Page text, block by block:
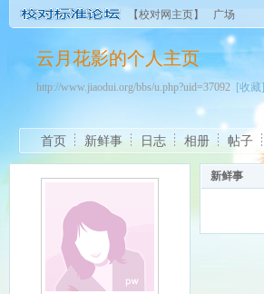
【校对网主页】 广场
云月花影的个人主页
http://www.jiaodui.org/bbs/u.php?uid=37092 [收藏]
首页 新鲜事 日志 相册 帖子
新鲜事